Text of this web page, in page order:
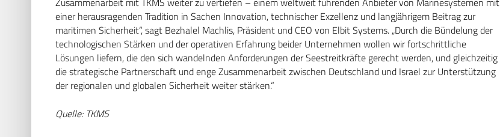
einer herausragenden Tradition in Sachen Innovation, technischer Exzellenz und langjährigem Beitrag zur
maritimen Sicherheit“, sagt Bezhalel Machlis, Präsident und CEO von Elbit Systems. „Durch die Bündelung der
technologischen Stärken und der operativen Erfahrung beider Unternehmen wollen wir fortschrittliche
Lösungen liefern, die den sich wandelnden Anforderungen der Seestreitkräfte gerecht werden, und gleichzeitig
die strategische Partnerschaft und enge Zusammenarbeit zwischen Deutschland und Israel zur Unterstützung
der regionalen und globalen Sicherheit weiter stärken.“
Quelle: TKMS